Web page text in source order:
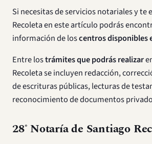
Si necesitas de servicios notariales y te
Recoleta en este artículo podrás
información de loscentros disponibles
Entre lostrámites que podrás realizar
Recoleta se incluyen redacción,
de escrituras públicas, lecturas de
reconocimiento de documentos
28˚ Notaría de Santiago